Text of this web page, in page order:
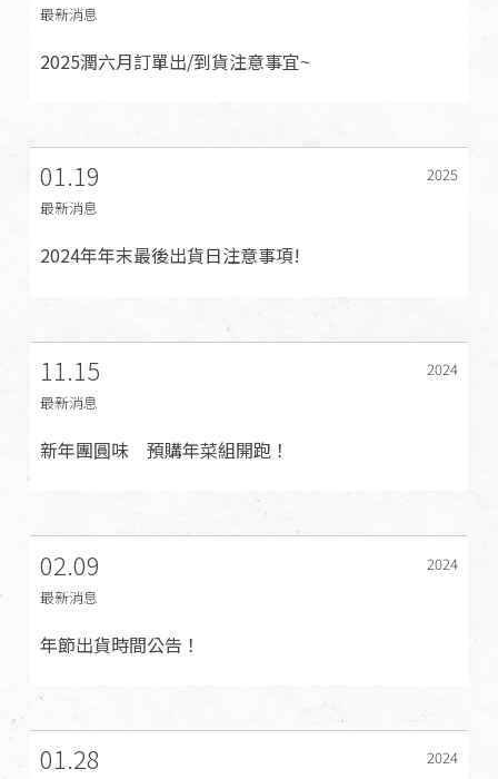
最新消息
2025潤六月訂單出/到貨注意事宜~
01.19
2025
最新消息
2024年年末最後出貨日注意事項!
11.15
2024
最新消息
新年團圓味 預購年菜組開跑！
02.09
2024
最新消息
年節出貨時間公告！
01.28
2024